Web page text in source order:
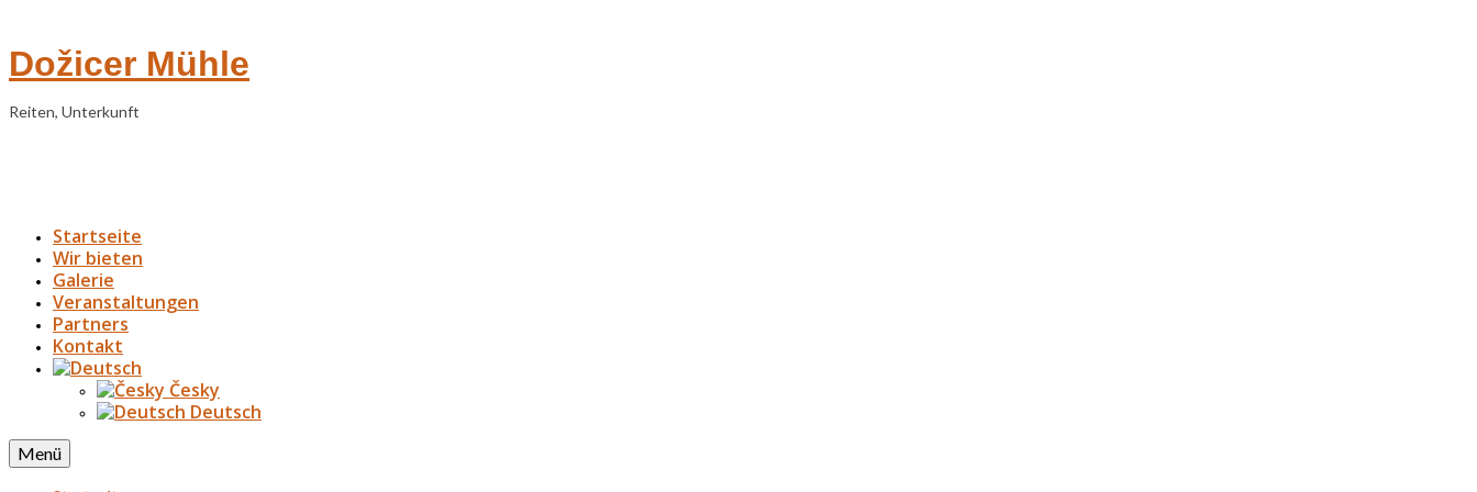
Dožicer Mühle
Reiten, Unterkunft
Startseite
Wir bieten
Galerie
Veranstaltungen
Partners
Kontakt
Česky
Deutsch
Menü